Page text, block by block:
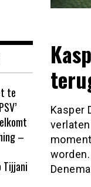
Kasper
te
–
Tijjani